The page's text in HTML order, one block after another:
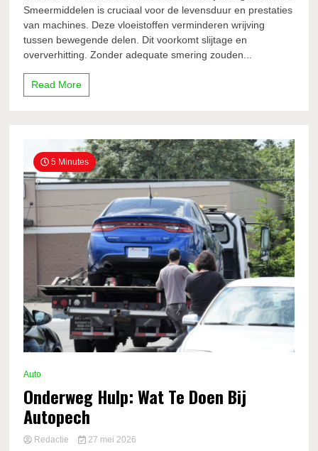
Smeermiddelen is cruciaal voor de levensduur en prestaties
van machines. Deze vloeistoffen verminderen wrijving
tussen bewegende delen. Dit voorkomt slijtage en
oververhitting. Zonder adequate smering zouden...
Read More
5 Minutes
Auto
Onderweg Hulp: Wat Te Doen Bij
Autopech
Redactie 27 mei 2026